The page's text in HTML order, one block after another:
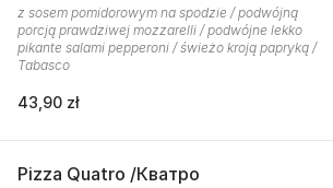
z sosem pomidorowym na spodzie / podwójną
porcją prawdziwej mozzarelli / podwójne lekko
pikante salami pepperoni / świeżo kroją papryką /
Tabasco
43,90 zł
Pizza Quatro /Кватро